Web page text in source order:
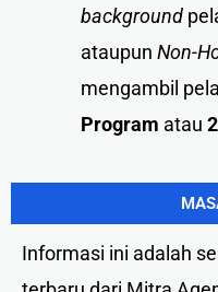
background
ataupun Non-
mengambil
Program atau
Informasi ini adalah